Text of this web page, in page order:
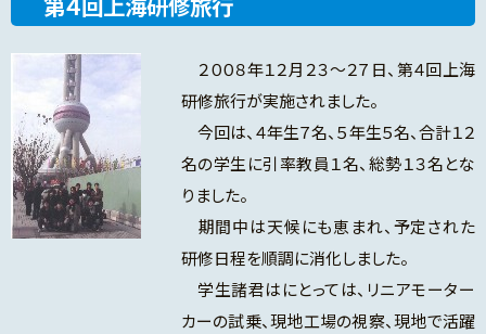
２００８年１２月２３～２７日、第４回上海
研修旅行が実施されました。
今回は、４年生７名、５年生５名、合計１２
名の学生に引率教員１名、総勢１３名とな
りました。
期間中は天候にも恵まれ、予定された
研修日程を順調に消化しました。
学生諸君はにとっては、リニアモーター
カーの試乗、現地工場の視察、現地で活躍